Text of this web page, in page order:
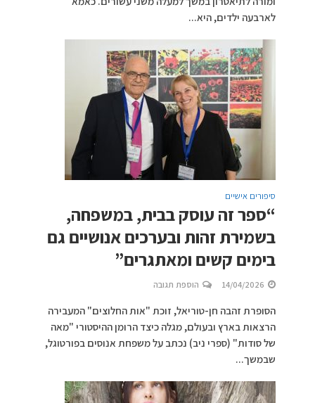
לארבעה ילדים, היא...
סיפורים אישיים
“ספר זה עוסק בבית, במשפחה,
בשמירת זהות ובערכים אנושיים גם
בימים קשים ומאתגרים”
14/04/2026 הוספת תגובה
הסופרת זהבה חן-טוריאל, זוכת "אות החלוצים" המעבירה
הרצאות בארץ ובעולם, מגלה כיצד הרומן ההיסטורי "מאה
של סודות" (ספרי ניב) נכתב על משפחת אנוסים בפורטוגל,
שבמשך...